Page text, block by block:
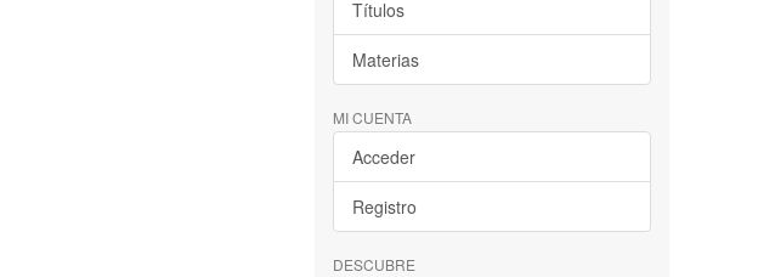
Títulos
Materias
MI CUENTA
Acceder
Registro
DESCUBRE